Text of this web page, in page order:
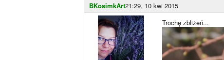
BKosimkArt21:29, 10 kwi 2015
Trochę zbliżeń...